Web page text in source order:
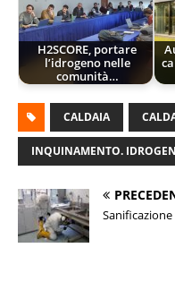
H2SCORE, portare
l’idrogeno nelle
comunità…
CALDAIA
INQUINAMENTO.